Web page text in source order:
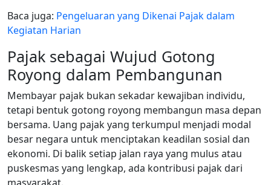
Baca juga: Pengeluaran yang Dikenai Pajak dalam
Kegiatan Harian
Pajak sebagai Wujud Gotong
Royong dalam Pembangunan
Membayar pajak bukan sekadar kewajiban individu,
tetapi bentuk gotong royong membangun masa depan
bersama. Uang pajak yang terkumpul menjadi modal
besar negara untuk menciptakan keadilan sosial dan
ekonomi. Di balik setiap jalan raya yang mulus atau
puskesmas yang lengkap, ada kontribusi pajak dari